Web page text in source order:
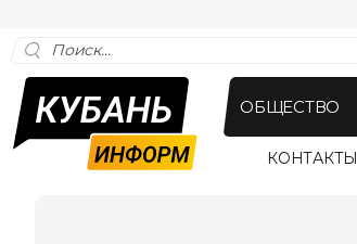
ОБЩЕСТВО
КОНТАКТЫ